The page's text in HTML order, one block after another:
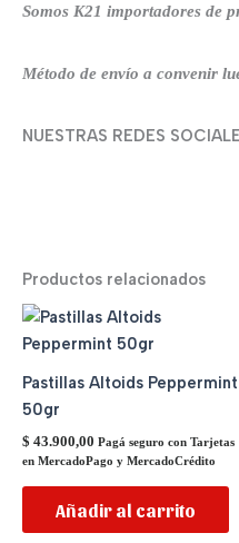
Somos K21 importadores de
Método de envío a convenir
NUESTRAS REDES
Productos relacionados
Pastillas Altoids Peppermint
50gr
$ 43.900,00 Pagá seguro con Tarjetas
en MercadoPago y MercadoCrédito
Añadir al carrito